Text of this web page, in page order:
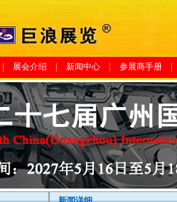
展会介绍 新闻中心 参展商手册|